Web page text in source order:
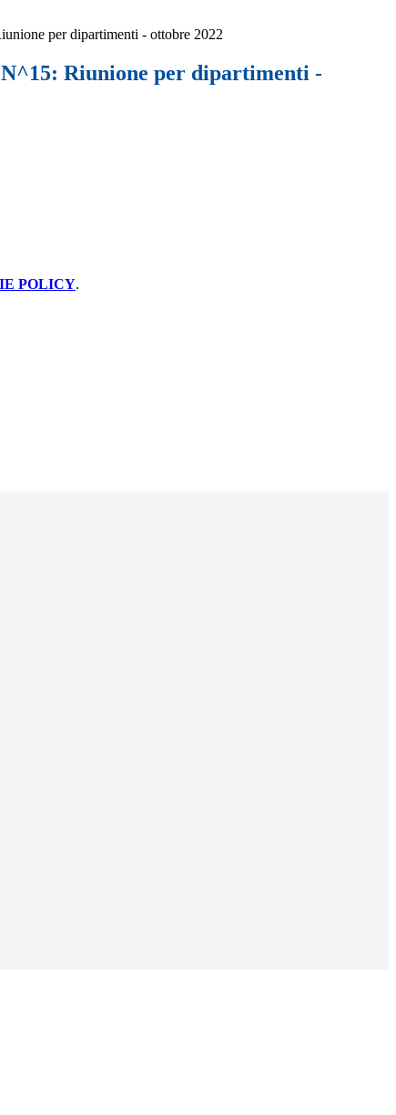
per dipartimenti - ottobre 2022
Riunione per dipartimenti -
POLICY.